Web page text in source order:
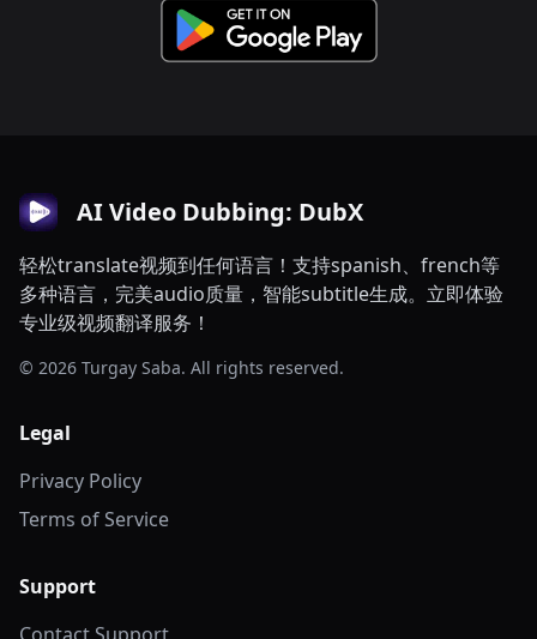
AI Video Dubbing: DubX
轻松translate视频到任何语言！支持spanish、french等
多种语言，完美audio质量，智能subtitle生成。立即体验
专业级视频翻译服务！
© 2026 Turgay Saba. All rights reserved.
Legal
Privacy Policy
Terms of Service
Support